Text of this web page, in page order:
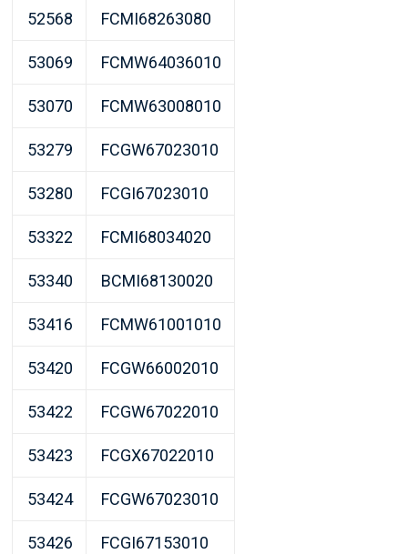
52568 FCMI68263080
53069 FCMW64036010
53070 FCMW63008010
53279 FCGW67023010
53280 FCGI67023010
53322 FCMI68034020
53340 BCMI68130020
53416 FCMW61001010
53420 FCGW66002010
53422 FCGW67022010
53423 FCGX67022010
53424 FCGW67023010
53426 FCGI67153010